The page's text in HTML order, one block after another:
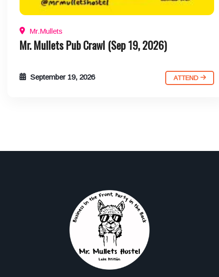
Mr.Mullets
Mr. Mullets Pub Crawl (Sep 19, 2026)
September 19, 2026 ATTEND